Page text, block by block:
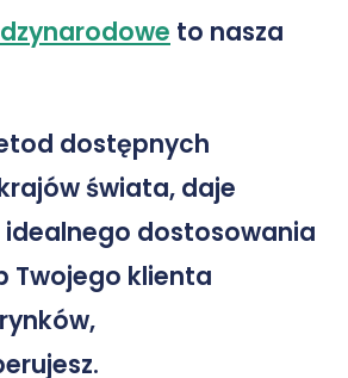
to nasza
dostępnych
świata, daje
idealnego dostosowania
Twojego klienta